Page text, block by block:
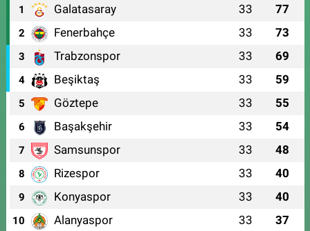
1 Galatasaray 33 77
2 Fenerbahçe 33 73
3 Trabzonspor 33 69
4 Beşiktaş 33 59
5 Göztepe 33 55
6 Başakşehir 33 54
7 Samsunspor 33 48
8 Rizespor 33 40
9 Konyaspor 33 40
10 Alanyaspor 33 37